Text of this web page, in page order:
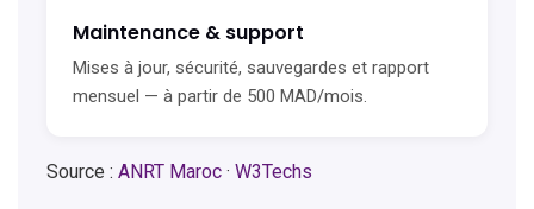
Maintenance & support
Mises à jour, sécurité, sauvegardes et rapport
mensuel — à partir de 500 MAD/mois.
Source : ANRT Maroc · W3Techs